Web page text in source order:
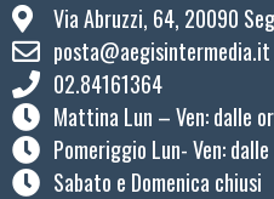
Via Abruzzi, 64, 20090
posta@aegisintermedia.it
02.84161364
Mattina Lun – Ven: ​dalle
Pomeriggio Lun- Ven:
Sabato e Domenica chiusi